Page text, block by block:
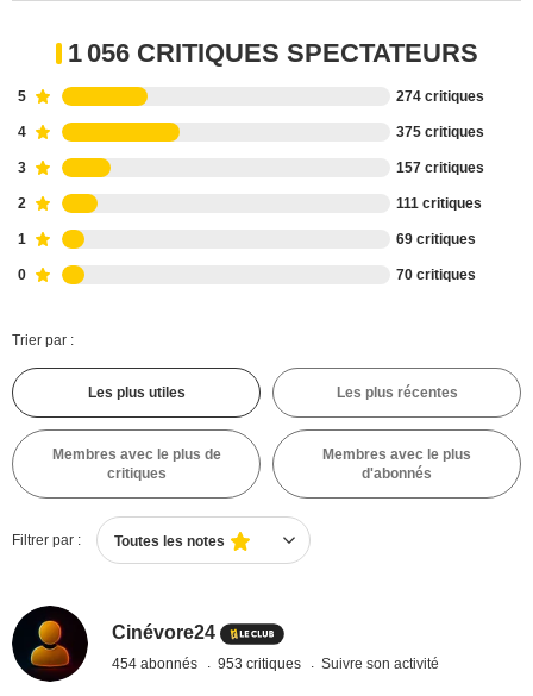
1 056 CRITIQUES SPECTATEURS
5 274 critiques
4 375 critiques
3 157 critiques
2 111 critiques
1 69 critiques
0 70 critiques
Trier par :
Les plus utiles Les plus récentes
Membres avec le plus de
critiques
Membres avec le plus
d'abonnés
Filtrer par : Toutes les notes
Cinévore24
454 abonnés 953 critiques Suivre son activité